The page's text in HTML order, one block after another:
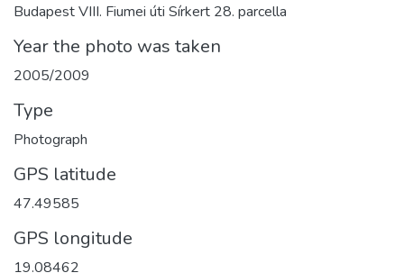
Budapest VIII. Fiumei úti Sírkert 28. parcella
Year the photo was taken
2005/2009
Type
Photograph
GPS latitude
47.49585
GPS longitude
19.08462